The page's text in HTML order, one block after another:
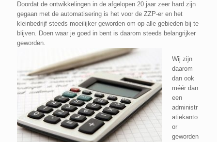
Doordat de ontwikkelingen in de afgelopen 20 jaar zeer hard zijn
gegaan met de automatisering is het voor de ZZP-er en het
kleinbedrijf steeds moeilijker geworden om op alle gebieden bij te
blijven. Doen waar je goed in bent is daarom steeds belangrijker
geworden.
Wij zijn
daarom
dan ook
méér dan
een
administr
atiekanto
or
geworden